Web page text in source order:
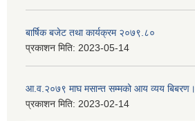
बार्षिक बजेट तथा कार्यक्रम २०७९.८०
प्रकाशन मिति: 2023-05-14
आ.व.२०७९ माघ मसान्त सम्मको आय व्यय बिबरण।
प्रकाशन मिति: 2023-02-14